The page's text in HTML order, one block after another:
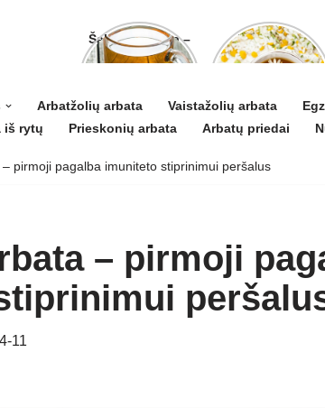
Šalavijo arbata –
ligoms gydyti ir
Ramunėlių
arbata pagelbės
Arbatžolių arbata Vaistažolių arbata
iš rytų
Prieskonių arbata Arbatų priedai
pirmoji pagalba imuniteto stiprinimui peršalus
– pirmoji
11